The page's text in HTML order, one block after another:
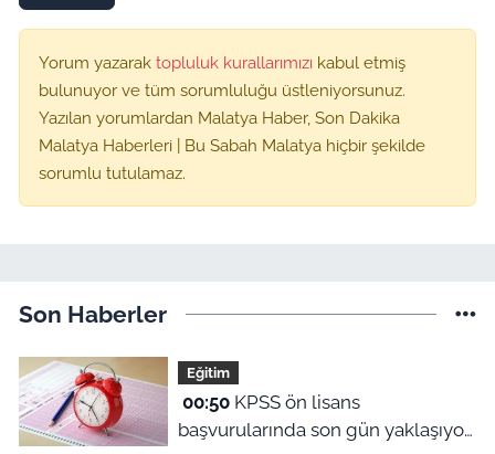
Yorum yazarak topluluk kurallarımızı kabul etmiş
bulunuyor ve tüm sorumluluğu üstleniyorsunuz.
Yazılan yorumlardan Malatya Haber, Son Dakika
Malatya Haberleri | Bu Sabah Malatya hiçbir şekilde
sorumlu tutulamaz.
Son Haberler
Eğitim
00:50KPSS ön lisans
başvurularında son gün yaklaşıyor: